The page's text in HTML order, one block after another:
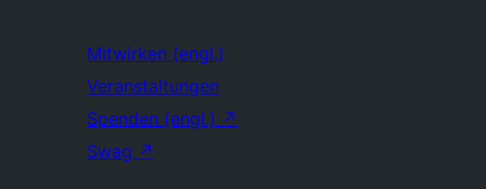
Mitwirken (engl.)
Veranstaltungen
Spenden (engl.) ↗
Swag ↗